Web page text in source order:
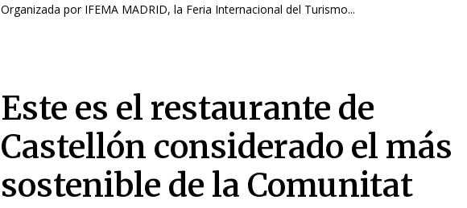
Organizada por IFEMA MADRID, la Feria Internacional del Turismo...
Este es el restaurante de
Castellón considerado el más
sostenible de la Comunitat